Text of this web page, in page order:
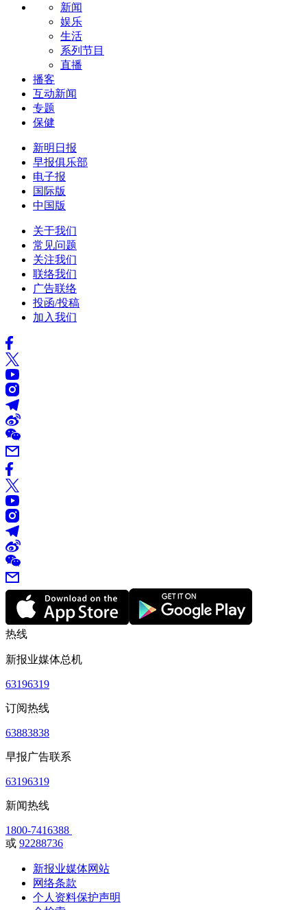
新闻
娱乐
生活
系列节目
直播
播客
互动新闻
专题
保健
新明日报
早报俱乐部
电子报
国际版
中国版
关于我们
常见问题
关注我们
联络我们
广告联络
投函/投稿
加入我们
热线
新报业媒体总机
63196319
订阅热线
63883838
早报广告联系
63196319
新闻热线
1800-7416388
或 92288736
新报业媒体网站
网络条款
个人资料保护声明